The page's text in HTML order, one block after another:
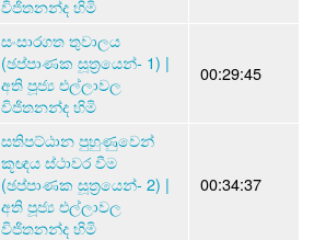
විජිතනන්ද හිමි
සංසාරගත තුවාලය
(ඡප්පාණක සූත්‍රයෙන්- 1) |
අති පූජ්‍ය එල්ලාවල
විජිතනන්ද හිමි
00:29:45
සතිපට්ඨාන පුහුණුවෙන්
කූඥය ස්ථාවර වීම
(ඡප්පාණක සූත්‍රයෙන්- 2) |
අති පූජ්‍ය එල්ලාවල
විජිතනන්ද හිමි
00:34:37